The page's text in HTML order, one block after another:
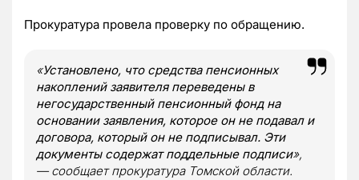
Прокуратура провела проверку по обращению.
«Установлено, что средства пенсионных
накоплений заявителя переведены в
негосударственный пенсионный фонд на
основании заявления, которое он не подавал и
договора, который он не подписывал. Эти
документы содержат поддельные подписи»,
— сообщает прокуратура Томской области.